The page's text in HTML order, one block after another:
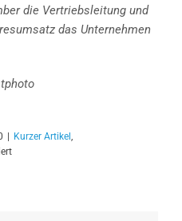
die Vertriebsleitung und
das Unternehmen
Kurzer Artikel ,
für